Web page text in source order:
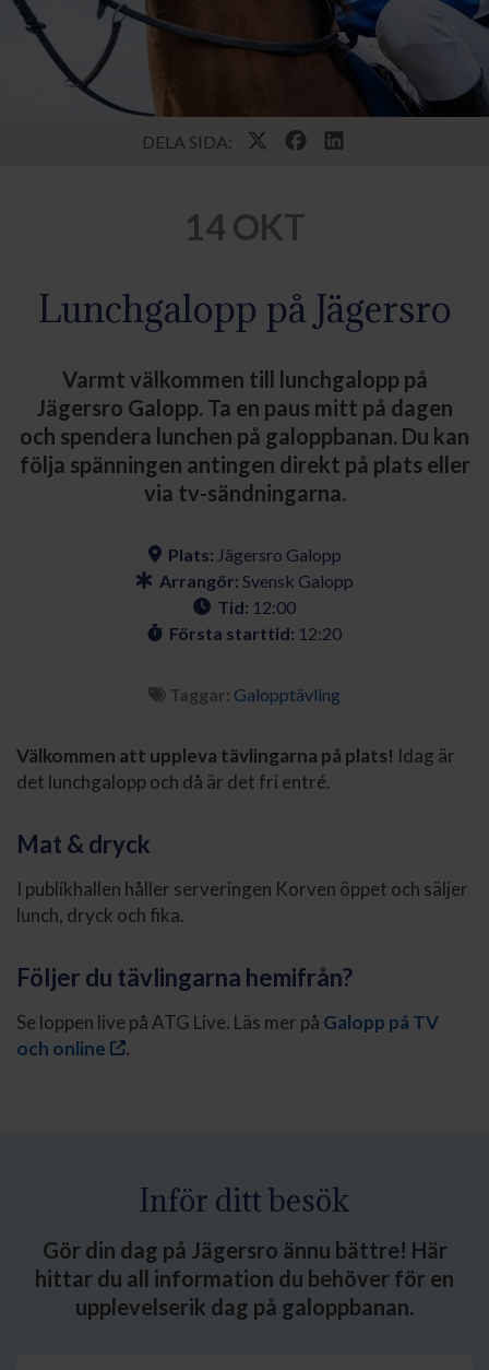
DELA SIDA:
14 OKT
Lunchgalopp på Jägersro
Varmt välkommen till lunchgalopp på
Jägersro Galopp. Ta en paus mitt på dagen
och spendera lunchen på galoppbanan. Du kan
följa spänningen antingen direkt på plats eller
via tv-sändningarna.
Plats: Jägersro Galopp
Arrangör: Svensk Galopp
Tid: 12:00
Första starttid: 12:20
Taggar: Galopptävling
Välkommen att uppleva tävlingarna på plats! Idag är
det lunchgalopp och då är det fri entré.
Mat & dryck
I publikhallen håller serveringen Korven öppet och säljer
lunch, dryck och fika.
Följer du tävlingarna hemifrån?
Se loppen live på ATG Live. Läs mer på Galopp på TV
och online
.
Inför ditt besök
Gör din dag på Jägersro ännu bättre! Här
hittar du all information du behöver för en
upplevelserik dag på galoppbanan.